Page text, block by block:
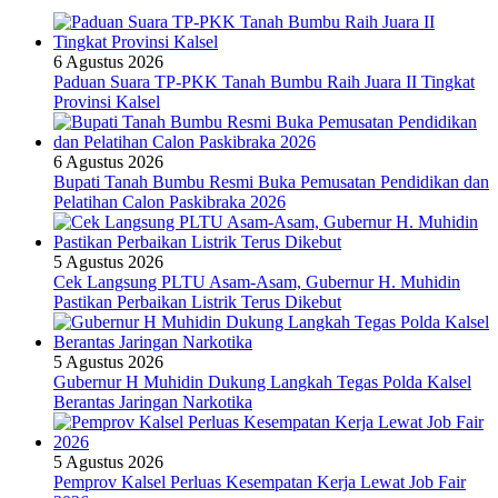
6 Agustus 2026
Paduan Suara TP-PKK Tanah Bumbu Raih Juara II Tingkat
Provinsi Kalsel
6 Agustus 2026
Bupati Tanah Bumbu Resmi Buka Pemusatan Pendidikan dan
Pelatihan Calon Paskibraka 2026
5 Agustus 2026
Cek Langsung PLTU Asam-Asam, Gubernur H. Muhidin
Pastikan Perbaikan Listrik Terus Dikebut
5 Agustus 2026
Gubernur H Muhidin Dukung Langkah Tegas Polda Kalsel
Berantas Jaringan Narkotika
5 Agustus 2026
Pemprov Kalsel Perluas Kesempatan Kerja Lewat Job Fair